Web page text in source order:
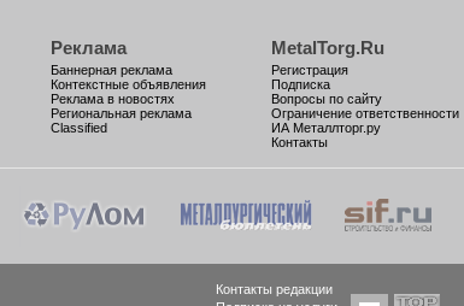
Реклама
Баннерная реклама
Контекстные объявления
Реклама в новостях
Региональная реклама
Classified
MetalTorg.Ru
Регистрация
Подписка
Вопросы по сайту
Ограничение ответственности
ИА Металлторг.ру
Контакты
Контакты редакции